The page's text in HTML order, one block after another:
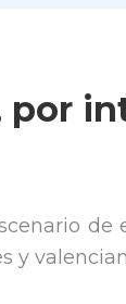
por
y